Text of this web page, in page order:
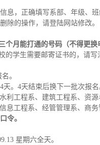
息，正确填写系部、年级、
除的操作，请登陆网站修改。
个月能打通的号码（不得更换
的学生需要邮寄证书的，请写
。
。4天结束后换下一批次报名
利工程系、建筑工程系、资
息工程系、经管管理系、商
令。
星期六全天。